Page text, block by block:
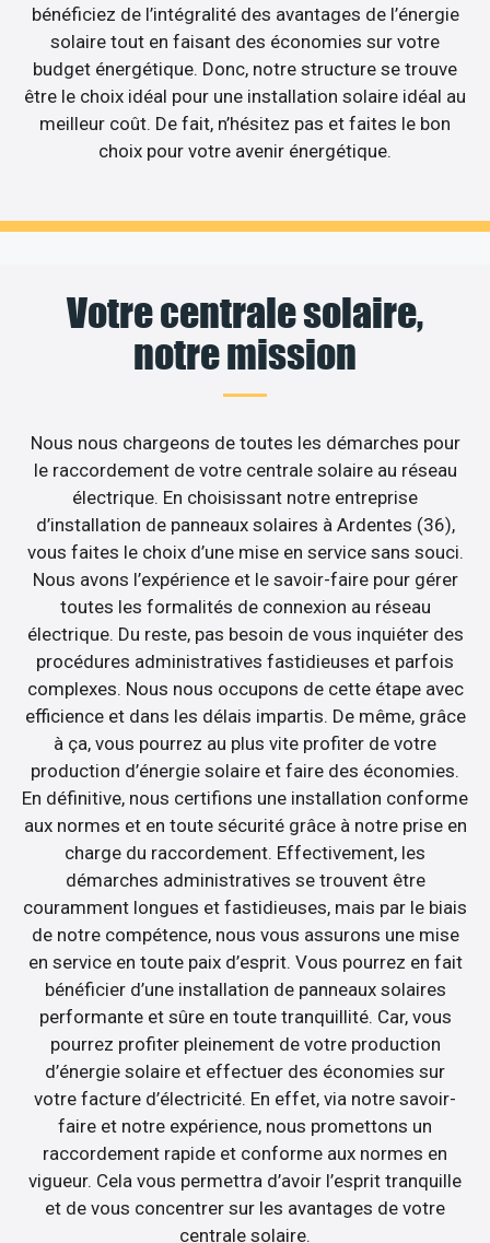
bénéficiez de l’intégralité des avantages de l’énergie
solaire tout en faisant des économies sur votre
budget énergétique. Donc, notre structure se trouve
être le choix idéal pour une installation solaire idéal au
meilleur coût. De fait, n’hésitez pas et faites le bon
choix pour votre avenir énergétique.
Votre centrale solaire,
notre mission
Nous nous chargeons de toutes les démarches pour
le raccordement de votre centrale solaire au réseau
électrique. En choisissant notre entreprise
d’installation de panneaux solaires à Ardentes (36),
vous faites le choix d’une mise en service sans souci.
Nous avons l’expérience et le savoir-faire pour gérer
toutes les formalités de connexion au réseau
électrique. Du reste, pas besoin de vous inquiéter des
procédures administratives fastidieuses et parfois
complexes. Nous nous occupons de cette étape avec
efficience et dans les délais impartis. De même, grâce
à ça, vous pourrez au plus vite profiter de votre
production d’énergie solaire et faire des économies.
En définitive, nous certifions une installation conforme
aux normes et en toute sécurité grâce à notre prise en
charge du raccordement. Effectivement, les
démarches administratives se trouvent être
couramment longues et fastidieuses, mais par le biais
de notre compétence, nous vous assurons une mise
en service en toute paix d’esprit. Vous pourrez en fait
bénéficier d’une installation de panneaux solaires
performante et sûre en toute tranquillité. Car, vous
pourrez profiter pleinement de votre production
d’énergie solaire et effectuer des économies sur
votre facture d’électricité. En effet, via notre savoir-
faire et notre expérience, nous promettons un
raccordement rapide et conforme aux normes en
vigueur. Cela vous permettra d’avoir l’esprit tranquille
et de vous concentrer sur les avantages de votre
centrale solaire.